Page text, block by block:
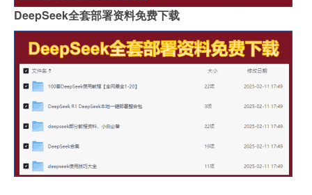
DeepSeek全套部署资料免费下载